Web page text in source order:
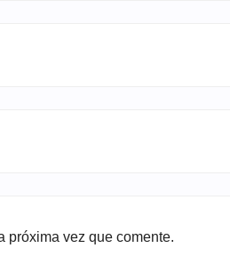
próxima vez que comente.